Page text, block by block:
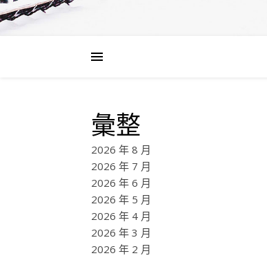
彙整
2026 年 8 月
2026 年 7 月
2026 年 6 月
2026 年 5 月
2026 年 4 月
2026 年 3 月
2026 年 2 月